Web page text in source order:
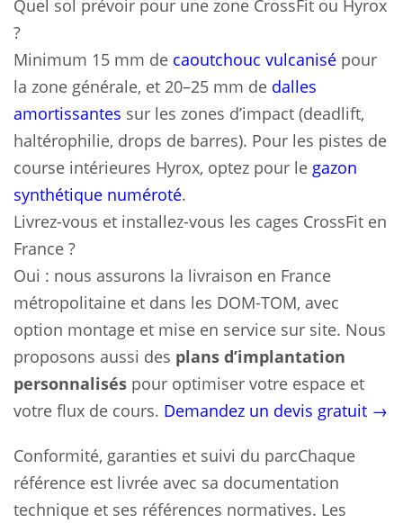
Quel sol prévoir pour une zone CrossFit ou Hyrox
?
Minimum 15 mm de caoutchouc vulcanisé pour
la zone générale, et 20–25 mm de dalles
amortissantes sur les zones d’impact (deadlift,
haltérophilie, drops de barres). Pour les pistes de
course intérieures Hyrox, optez pour le gazon
synthétique numéroté.
Livrez-vous et installez-vous les cages CrossFit en
France ?
Oui : nous assurons la livraison en France
métropolitaine et dans les DOM-TOM, avec
option montage et mise en service sur site. Nous
proposons aussi des plans d’implantation
personnalisés pour optimiser votre espace et
votre flux de cours. Demandez un devis gratuit →
Conformité, garanties et suivi du parcChaque
référence est livrée avec sa documentation
technique et ses références normatives. Les